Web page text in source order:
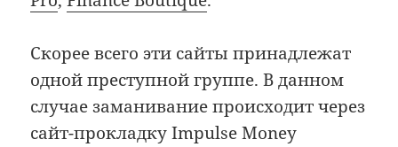
Скорее всего эти сайты принадлежат
одной преступной группе. В данном
случае заманивание происходит через
сайт-прокладку Impulse Money